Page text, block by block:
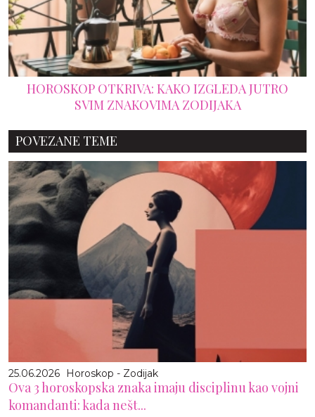
HOROSKOP OTKRIVA: KAKO IZGLEDA JUTRO
SVIM ZNAKOVIMA ZODIJAKA
POVEZANE TEME
25.06.2026 Horoskop - Zodijak
Ova 3 horoskopska znaka imaju disciplinu kao vojni
komandanti: kada nešt...